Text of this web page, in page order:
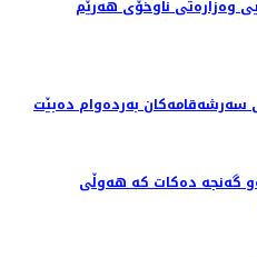
وەزارەتی ناوخۆی هەرێم
به‌رده‌وام ده‌بێت
گه‌نجه‌ ده‌كات كه‌ هه‌وڵی